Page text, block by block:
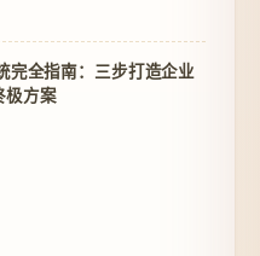
完全指南：三步打造企业
极方案